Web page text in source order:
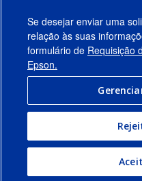
Links Sugeridos
Empresa
Conecte-se com a
Se desejar enviar uma
relação às suas
formulário de Requisição
Epson.